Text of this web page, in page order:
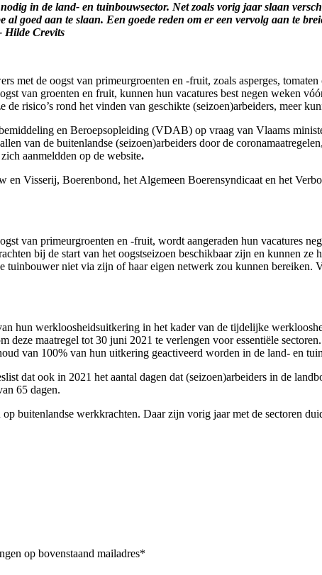
in de land- en tuinbouwsector. Net zoals vorig jaar slaan
al goed aan te slaan. Een goede reden om er een vervolg aan te
Hilde Crevits
met de oogst van primeurgroenten en -fruit, zoals asperges,
van groenten en fruit, kunnen hun vacatures best negen weken
de risico’s rond het vinden van geschikte (seizoen)arbeiders, meer
en Beroepsopleiding (VDAB) op vraag van Vlaams
van de buitenlandse (seizoen)arbeiders door de
aanmeldden op de website.
Visserij, Boerenbond, het Algemeen Boerensyndicaat en het
van primeurgroenten en -fruit, wordt aangeraden hun vacatures
bij de start van het oogstseizoen beschikbaar zijn en kunnen
tuinbouwer niet via zijn of haar eigen netwerk zou kunnen bereiken.
hun werkloosheidsuitkering in het kader van de tijdelijke
deze maatregel tot 30 juni 2021 te verlengen voor essentiële
van 100% van hun uitkering geactiveerd worden in de land- en
dat ook in 2021 het aantal dagen dat (seizoen)arbeiders in de
65 dagen.
buitenlandse werkkrachten. Daar zijn vorig jaar met de sectoren
op bovenstaand mailadres*